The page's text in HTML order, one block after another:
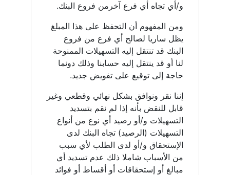
و/أي تجاه أي فرع آخرمن فروع البنك.
ومن المفهوم أن التحفظ على هذا المبلغ
يظل ساريا لصالح أي فرع من فروع
البنك قد تنتقل إليه التسهيلات الممنوحة
لنا أو قد ينتقل إليه حسابنا وذلك دونما
حاجة إلى توقيع على تفويض جديد.
إننا نقر ونوافق بشكل نهائي وقطعي وغير
قابل للنقض بأنه إذا لم نقم بتسديد
التسهيلات و/أو رصيد أي نوع من أنواع
التسهيلات (الرصيد) تجاه البنك لدى
الإستحقاق و/أو لدى الطلب لأي سبب
من الأسباب شاملا ذلك عدم تسديد أي
مبالغ أو إستحقاقات أو أقساط أو فوائد